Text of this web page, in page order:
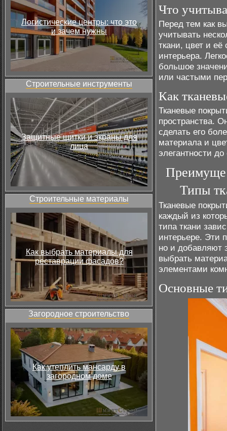
Логистические центры: что это
и зачем нужны
Строительные инструменты
Защитные щитки и экраны для
лица
Строительные материалы
Как выбрать материалы для
реставрации фасадов?
Загородное строительство
Как утеплить мансарду в
загородном доме
Что
Перед тем как
учитывать
ткани, цвет и
интерьера.
большое
или частыми
Как
Тканевые
пространства.
сделать его
материала и
элегантности
Типы
Тканевые
каждый из
типа ткани
интерьере. Эти
но и добавляют
выбрать
элементами
Основные